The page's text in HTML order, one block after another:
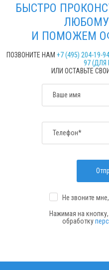
БЫСТРО
И ПОМОЖЕМ
ПОЗВОНИТЕ НАМ +7 (495) 204-19-94
97 (ДЛЯ
ИЛИ ОСТАВЬТЕ
Ваше имя
Телефон*
Не звоните
Нажимая на
обработку